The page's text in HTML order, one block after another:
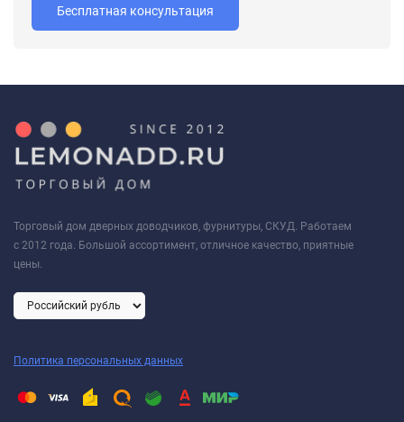
Бесплатная консультация
Торговый дом дверных доводчиков, фурнитуры, СКУД. Работаем
с 2012 года. Большой ассортимент, отличное качество, приятные
цены.
Политика персональных данных